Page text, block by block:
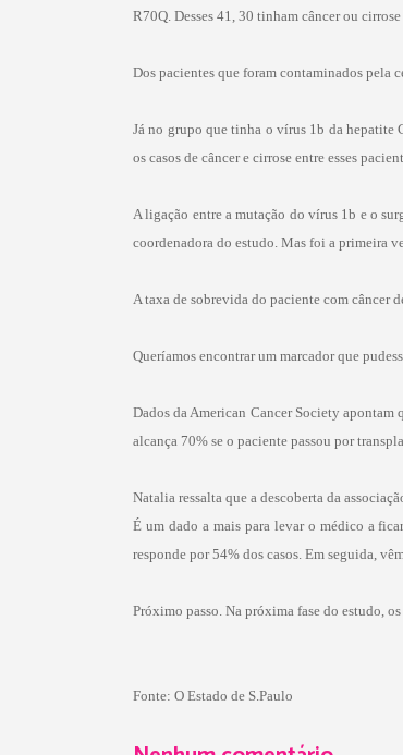
R70Q. Desses 41, 30 tinham câncer ou
Dos pacientes que foram contaminados pela
Já no grupo que tinha o vírus 1b da hepatite
os casos de câncer e cirrose entre esses
A ligação entre a mutação do vírus 1b e o
coordenadora do estudo. Mas foi a primeira
A taxa de sobrevida do paciente com
Queríamos encontrar um marcador que
Dados da American Cancer Society apontam
alcança 70% se o paciente passou por
Natalia ressalta que a descoberta da
É um dado a mais para levar o médico a
responde por 54% dos casos. Em seguida,
Próximo passo. Na próxima fase do estudo,
Fonte: O Estado de S.Paulo